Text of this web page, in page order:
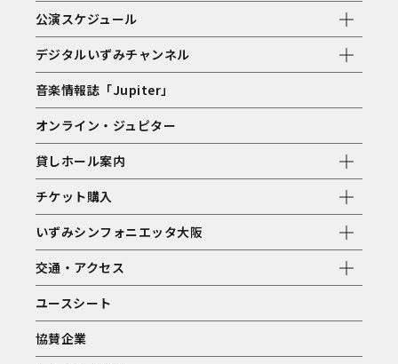
公演スケジュール
デジタルいずみチャンネル
音楽情報誌「Jupiter」
オンライン・ジュピター
貸しホール案内
チケット購入
いずみシンフォニエッタ大阪
交通・アクセス
ユースシート
協賛企業